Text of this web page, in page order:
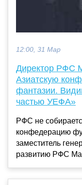
12:00, 31 Мар
Директор РФС
Азиатскую
фантазии.
частью УЕФА»
РФС не
конфедерацию
заместитель
развитию РФС